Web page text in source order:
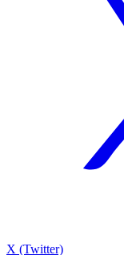
X (Twitter)